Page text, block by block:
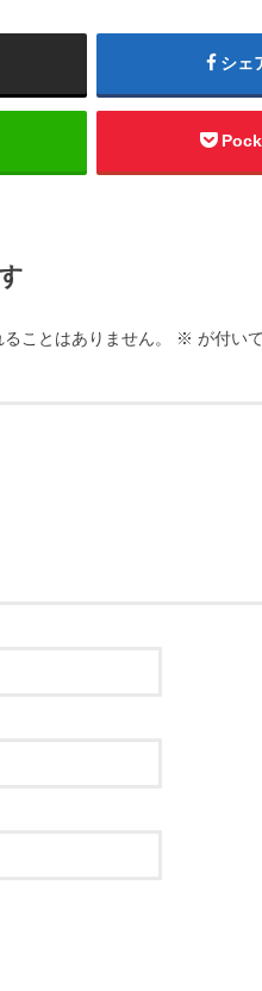
シェ
ことはありません。 ※ が付い